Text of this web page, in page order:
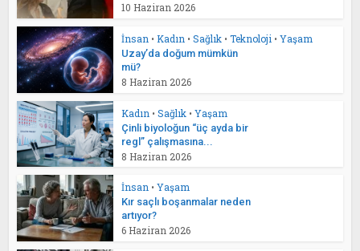
10 Haziran 2026
İnsan • Kadın • Sağlık • Teknoloji • Yaşam
Uzay’da doğum mümkün
mü?
8 Haziran 2026
Kadın • Sağlık • Yaşam
Çinli biyoloğun “üç ayda bir
regl” çalışmasına...
8 Haziran 2026
İnsan • Yaşam
Kır saçlı boşanmalar neden
artıyor?
6 Haziran 2026